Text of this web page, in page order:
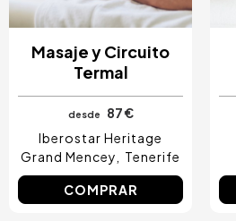
Masaje y Circuito
Termal
desde
87 €
Iberostar Heritage
Grand Mencey
Tenerife
COMPRAR